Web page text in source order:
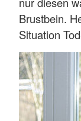
Brustbein.
Situation